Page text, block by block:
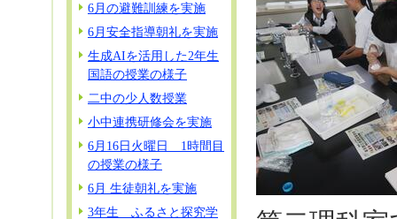
6月の避難訓練を実施
6月安全指導朝礼を実施
生成AIを活用した2年生
国語の授業の様子
二中の少人数授業
小中連携研修会を実施
6月16日火曜日 1時間目
の授業の様子
6月 生徒朝礼を実施
3年生 ふるさと探究学